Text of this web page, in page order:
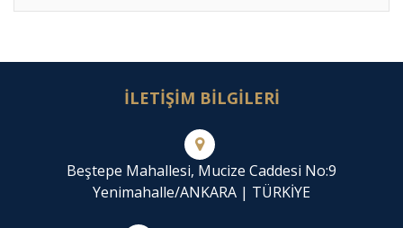
İLETİŞİM BİLGİLERİ
Beştepe Mahallesi, Mucize Caddesi No:9
Yenimahalle/ANKARA | TÜRKİYE